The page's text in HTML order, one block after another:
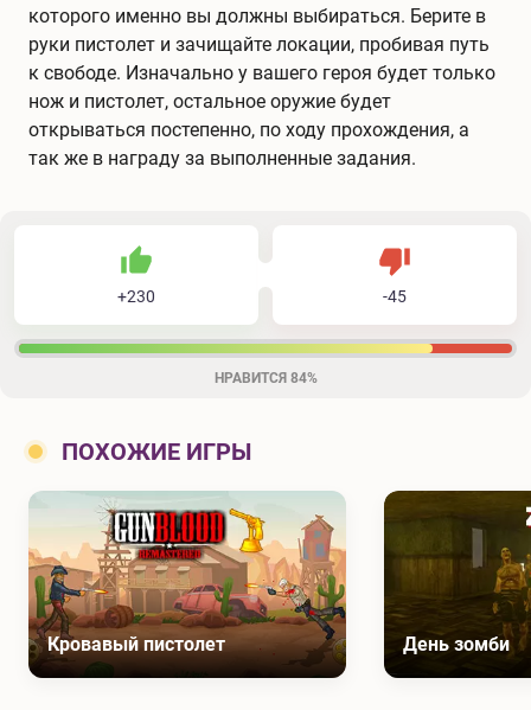
которого именно вы должны выбираться. Берите в
руки пистолет и зачищайте локации, пробивая путь
к свободе. Изначально у вашего героя будет только
нож и пистолет, остальное оружие будет
открываться постепенно, по ходу прохождения, а
так же в награду за выполненные задания.
+230
Нравится
-45Не нравится
НРАВИТСЯ 84%
ПОХОЖИЕ ИГРЫ
Кровавый пистолет День зомби